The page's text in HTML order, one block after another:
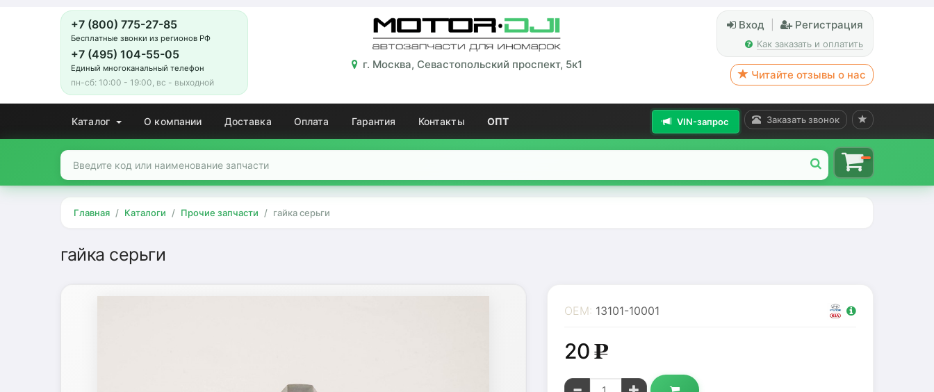
+7 (800) 775-27-85
Бесплатные звонки из регионов РФ
+7 (495) 104-55-05
Единый многоканальный телефон
пн-сб: 10:00 - 19:00, вс - выходной
г. Москва, Севастопольский проспект, 5к1
Вход Регистрация
Как заказать и оплатить
Читайте отзывы о нас
Каталог О компании Доставка Оплата Гарантия Контакты ОПТ Заказать звонок
VIN-запрос
Главная Каталоги Прочие запчасти гайка серьги
гайка серьги
OEM: 13101-10001
20g